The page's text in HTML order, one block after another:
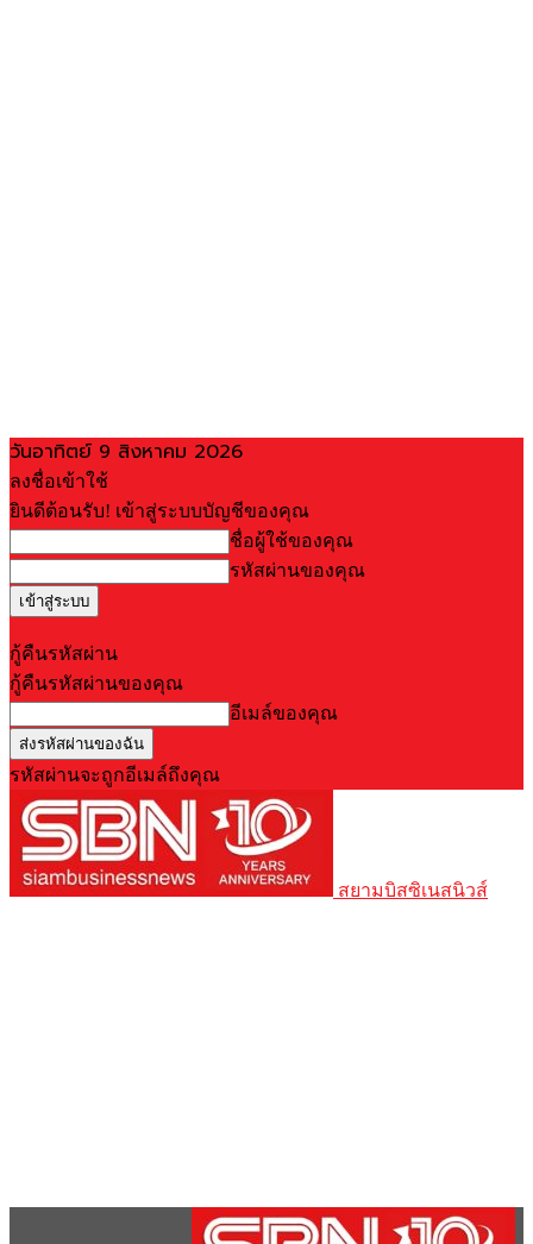
วันอาทิตย์ 9 สิงหาคม 2026
ลงชื่อเข้าใช้
ยินดีต้อนรับ! เข้าสู่ระบบบัญชีของคุณ
ชื่อผู้ใช้ของคุณ
รหัสผ่านของคุณ
กู้คืนรหัสผ่าน
กู้คืนรหัสผ่านของคุณ
อีเมล์ของคุณ
รหัสผ่านจะถูกอีเมล์ถึงคุณ
สยามบิสซิเนสนิวส์